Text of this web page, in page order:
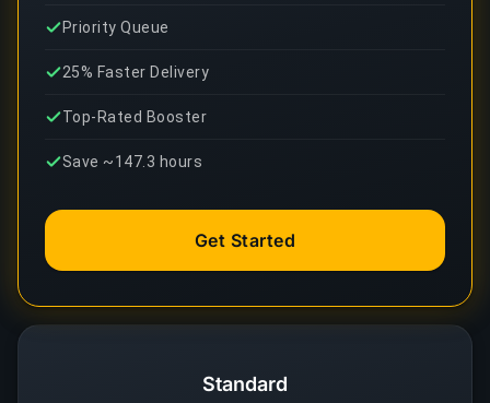
Standard
Priority Queue
25% Faster Delivery
Top-Rated Booster
Save ~147.3 hours
Get Started